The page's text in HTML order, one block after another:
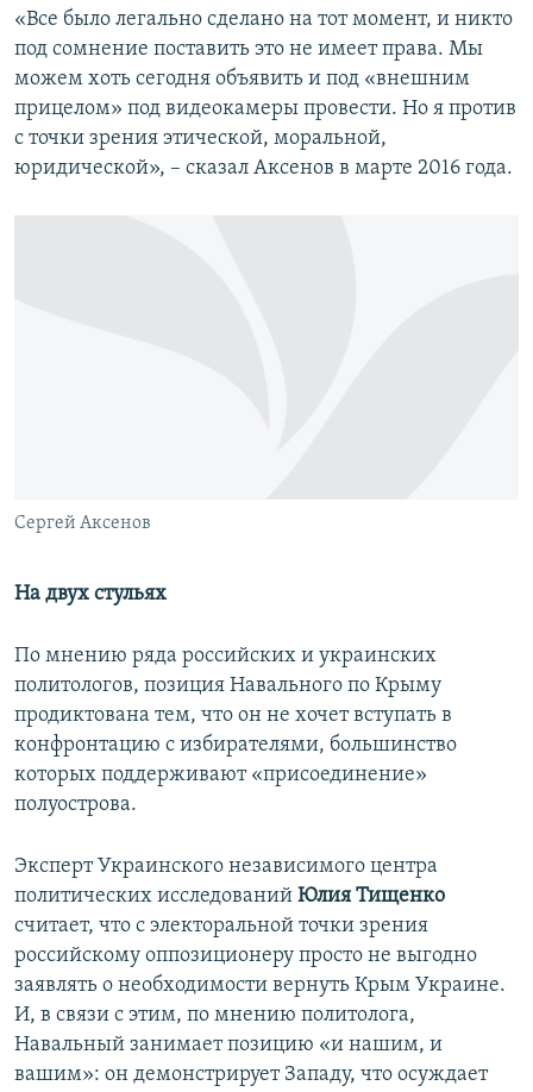
«Все было легально сделано на тот момент, и никто
под сомнение поставить это не имеет права. Мы
можем хоть сегодня объявить и под «внешним
прицелом» под видеокамеры провести. Но я против
с точки зрения этической, моральной,
юридической», – сказал Аксенов в марте 2016 года.
Сергей Аксенов
На двух стульях
По мнению ряда российских и украинских
политологов, позиция Навального по Крыму
продиктована тем, что он не хочет вступать в
конфронтацию с избирателями, большинство
которых поддерживают «присоединение»
полуострова.
Эксперт Украинского независимого центра
политических исследований Юлия Тищенко
считает, что с электоральной точки зрения
российскому оппозиционеру просто не выгодно
заявлять о необходимости вернуть Крым Украине.
И, в связи с этим, по мнению политолога,
Навальный занимает позицию «и нашим, и
вашим»: он демонстрирует Западу, что осуждает